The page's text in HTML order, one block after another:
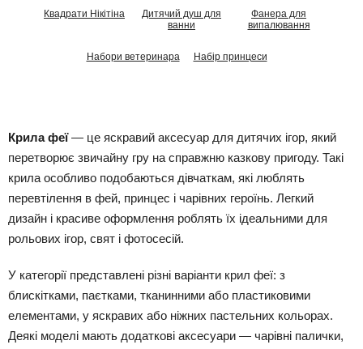
Квадрати Нікітіна
Дитячий душ для
ванни
Фанера для
випалювання
Набори ветеринара Набір принцеси
Крила феї— це яскравий аксесуар для дитячих ігор, який
перетворює звичайну гру на справжню казкову пригоду. Такі
крила особливо подобаються дівчаткам, які люблять
перевтілення в фей, принцес і чарівних героїнь. Легкий
дизайн і красиве оформлення роблять їх ідеальними для
рольових ігор, свят і фотосесій.
У категорії представлені різні варіанти крил феї: з
блискітками, паєтками, тканинними або пластиковими
елементами, у яскравих або ніжних пастельних кольорах.
Деякі моделі мають додаткові аксесуари — чарівні палички,